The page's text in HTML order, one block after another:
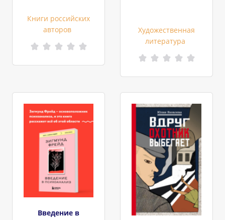
Книги российских
авторов
Художественная
литература
Введение в